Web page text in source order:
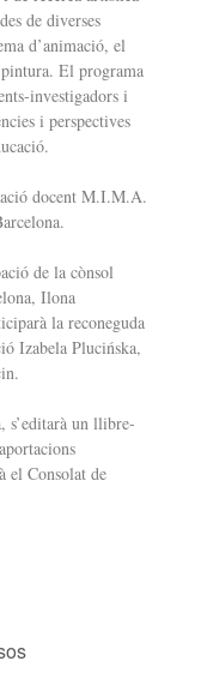
de diverses
d’animació, el
El programa
investigadors i
i perspectives
docent M.I.M.A.
de la cònsol
Ilona
la reconeguda
Izabela Plucińska,
s’editarà un llibre-
el Consolat de